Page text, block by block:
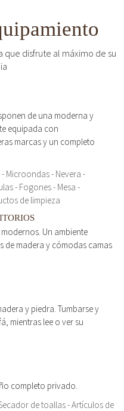
disfrute al máximo de su
de una moderna y
equipada con
marcas y un completo
Microondas - Nevera -
- Fogones - Mesa -
de limpieza
Un ambiente
de madera y cómodas camas
y piedra. Tumbarse y
mientras lee o ver su
completo privado.
de toallas - Artículos de